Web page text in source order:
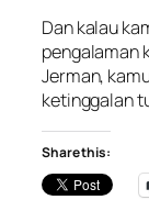
Dan kalau
pengalaman
Jerman,
ketinggalan
Share this: